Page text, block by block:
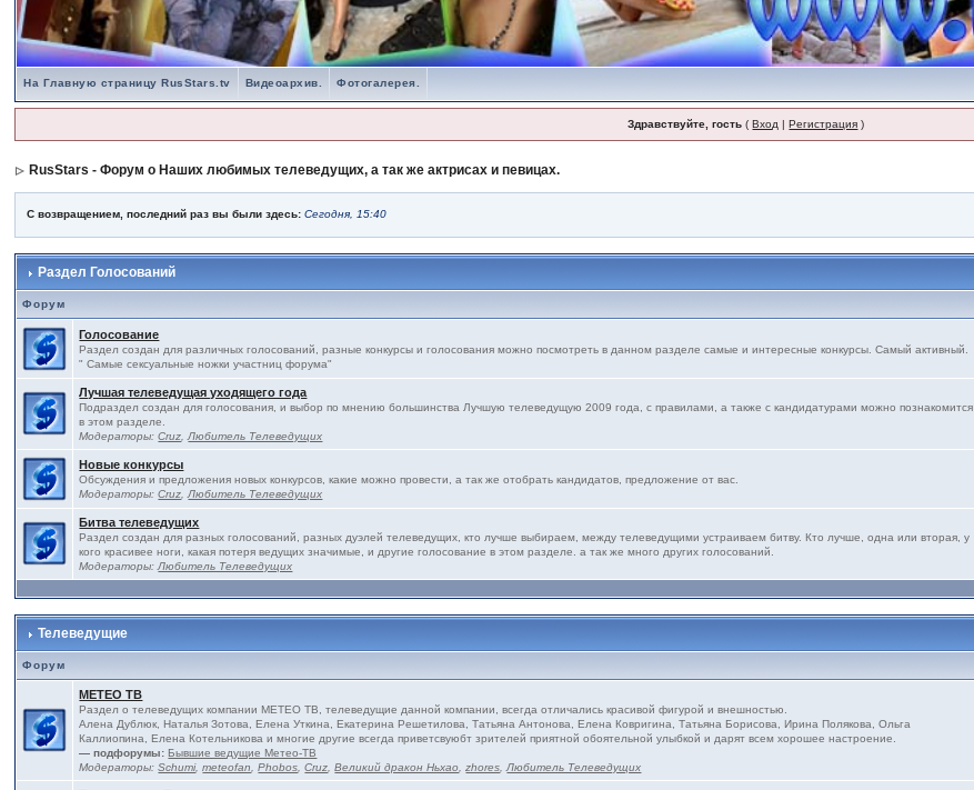
На Главную страницу RusStars.tv Видеоархив. Фотогалерея.
Здравствуйте, гость (Вход |Регистрация )
RusStars - Форум о Наших любимых телеведущих, а так же актрисах и певицах.
С возвращением, последний раз вы были здесь:Сегодня, 15:40
Раздел Голосований
Форум
Голосование
Раздел создан для различных голосований, разные конкурсы и голосования можно посмотреть в данном разделе самые и интересные конкурсы. Самый активный.
" Самые сексуальные ножки участниц форума"
Лучшая телеведущая уходящего года
Подраздел создан для голосования, и выбор по мнению большинства Лучшую телеведущую 2009 года, с правилами, а также с кандидатурами можно познакомится
в этом разделе.
Модераторы:Cruz,Любитель Телеведущих
Новые конкурсы
Обсуждения и предложения новых конкурсов, какие можно провести, а так же отобрать кандидатов, предложение от вас.
Модераторы:Cruz,Любитель Телеведущих
Битва телеведущих
Раздел создан для разных голосований, разных дуэлей телеведущих, кто лучше выбираем, между телеведущими устраиваем битву. Кто лучше, одна или вторая, у
кого красивее ноги, какая потеря ведущих значимые, и другие голосование в этом разделе. а так же много других голосований.
Модераторы:Любитель Телеведущих
Телеведущие
Форум
МЕТЕО ТВ
Раздел о телеведущих компании МЕТЕО ТВ, телеведущие данной компании, всегда отличались красивой фигурой и внешностью.
Алена Дублюк, Наталья Зотова, Елена Уткина, Екатерина Решетилова, Татьяна Антонова, Елена Ковригина, Татьяна Борисова, Ирина Полякова, Ольга
Каллиопина, Елена Котельникова и многие другие всегда приветсвуюбт зрителей приятной обоятельной улыбкой и дарят всем хорошее настроение.
— подфорумы: Бывшие ведущие Метео-ТВ
Модераторы:Schumi,meteofan,Phobos,Cruz,Великий дракон Ньхао,zhores,Любитель Телеведущих